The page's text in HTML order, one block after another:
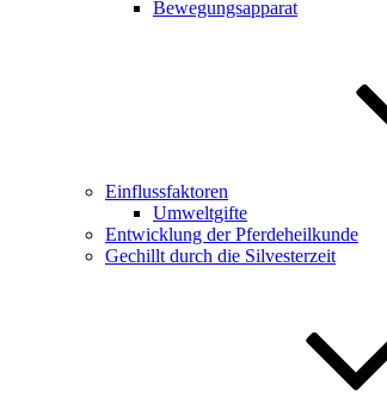
Bewegungsapparat
Einflussfaktoren
Umweltgifte
Entwicklung der Pferdeheilkunde
Gechillt durch die Silvesterzeit